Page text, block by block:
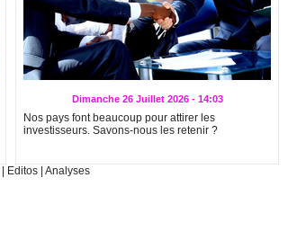
Dimanche 26 Juillet 2026 - 14:03
Nos pays font beaucoup pour attirer les
investisseurs. Savons-nous les retenir ?
| Editos | Analyses